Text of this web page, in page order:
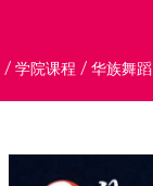
/ 学院课程 / 华族舞蹈